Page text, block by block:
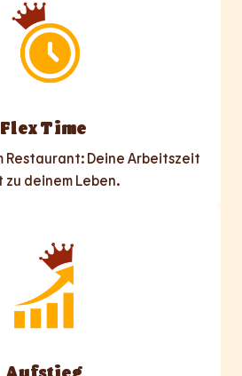
Flex Time
Restaurant: Deine Arbeitszeit
zu deinem Leben.
Aufstieg